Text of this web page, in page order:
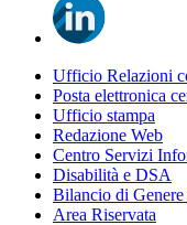
Ufficio Relazioni
Posta elettronica
Ufficio stampa
Redazione Web
Centro Servizi
Disabilità e DSA
Bilancio di
Area Riservata